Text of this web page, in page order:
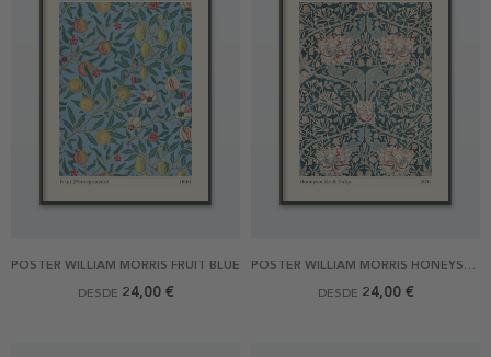
POSTER WILLIAM MORRIS FRUIT BLUE
DESDE 24,00 €
POSTER WILLIAM MORRIS HONEYSUCKLE AND TULIP
DESDE 24,00 €